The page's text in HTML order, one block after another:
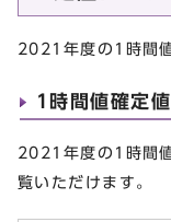
2021年度の1時間
1時間値確定
2021年度の1時間
覧いただけます。